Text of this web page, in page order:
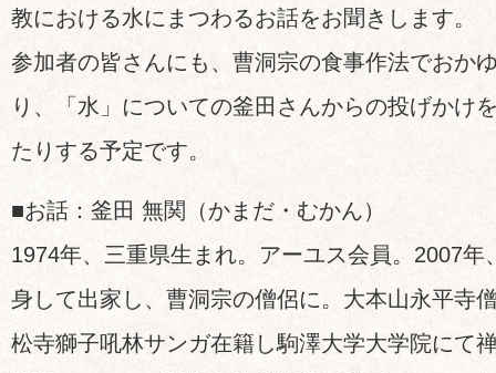
教における水にまつわるお話をお聞きします。
参加者の皆さんにも、曹洞宗の食事作法でおか
り、「水」についての釜田さんからの投げかけ
たりする予定です。
■お話：釜田 無関（かまだ・むかん）
1974年、三重県生まれ。アーユス会員。2007年
身して出家し、曹洞宗の僧侶に。大本山永平寺
松寺獅子吼林サンガ在籍し駒澤大学大学院にて